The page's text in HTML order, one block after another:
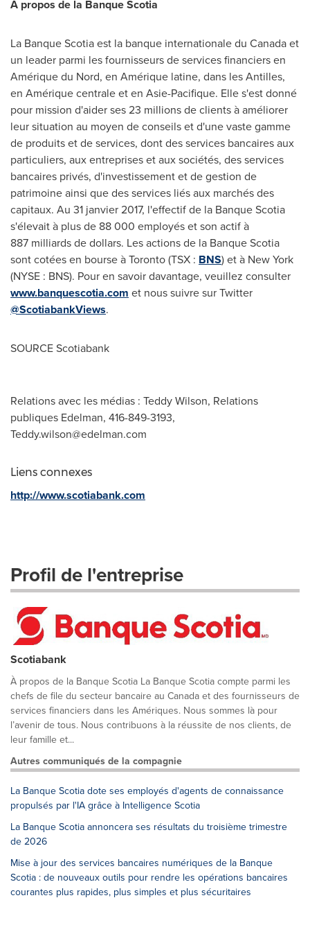
À propos de la Banque Scotia
La Banque Scotia est la banque internationale du Canadaet
un leader parmi les fournisseurs de services financiers en
Amérique du Nord, en Amérique latine, dans les Antilles,
en Amérique centrale et en Asie-Pacifique. Elle s'est donné
pour mission d'aider ses 23 millions de clients à améliorer
leur situation au moyen de conseils et d'une vaste gamme
de produits et de services, dont des services bancaires aux
particuliers, aux entreprises et aux sociétés, des services
bancaires privés, d'investissement et de gestion de
patrimoine ainsi que des services liés aux marchés des
capitaux. Au 31 janvier 2017, l'effectif de la Banque Scotia
s'élevait à plus de 88 000 employés et son actif à
887 milliards de dollars. Les actions de la Banque Scotia
sont cotées en bourse àToronto(TSX : BNS) et à New York
(NYSE : BNS). Pour en savoir davantage, veuillez consulter
www.banquescotia.com et nous suivre sur Twitter
@ScotiabankViews.
SOURCE Scotiabank
Relations avec les médias : Teddy Wilson, Relations
publiques Edelman, 416-849-3193,
Teddy.wilson@edelman.com
Liens connexes
http://www.scotiabank.com
Profil de l'entreprise
Scotiabank
À propos de la Banque Scotia La Banque Scotia compte parmi les
chefs de file du secteur bancaire au Canada et des fournisseurs de
services financiers dans les Amériques. Nous sommes là pour
l’avenir de tous. Nous contribuons à la réussite de nos clients, de
leur famille et...
Autres communiqués de la compagnie
La Banque Scotia dote ses employés d'agents de connaissance
propulsés par l'IA grâce à Intelligence Scotia
La Banque Scotia annoncera ses résultats du troisième trimestre
de 2026
Mise à jour des services bancaires numériques de la Banque
Scotia : de nouveaux outils pour rendre les opérations bancaires
courantes plus rapides, plus simples et plus sécuritaires